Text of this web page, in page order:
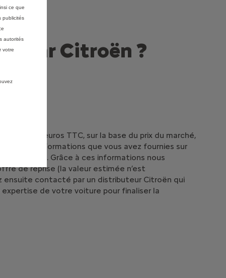
par Citroën ?
en euros TTC, sur la base du prix du marché,
et des informations que vous avez fournies sur
voiture. Grâce à ces informations nous
de reprise (la valeur estimée n’est
ensuite contacté par un distributeur Citroën qui
de votre voiture pour finaliser la
ce que
publicités
autorités
votre